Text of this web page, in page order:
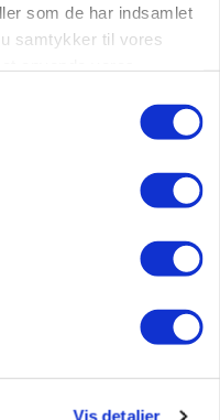
som de har indsamlet
samtykker til vores
Vis detaljer